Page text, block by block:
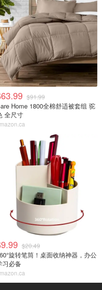
$91.99
Home 1800全棉舒适被套组 驼
全尺寸
$20.49
旋转笔筒！桌面收纳神器，办公
习必备